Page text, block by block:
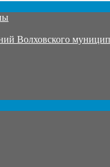
Волховского